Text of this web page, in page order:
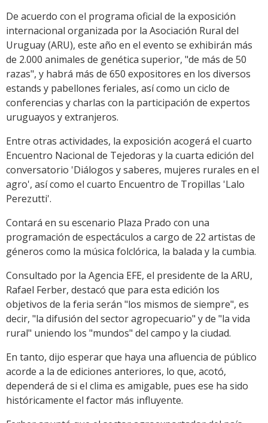
De acuerdo con el programa oficial de la exposición
internacional organizada por la Asociación Rural del
Uruguay (ARU), este año en el evento se exhibirán más
de 2.000 animales de genética superior, "de más de 50
razas", y habrá más de 650 expositores en los diversos
estands y pabellones feriales, así como un ciclo de
conferencias y charlas con la participación de expertos
uruguayos y extranjeros.
Entre otras actividades, la exposición acogerá el cuarto
Encuentro Nacional de Tejedoras y la cuarta edición del
conversatorio 'Diálogos y saberes, mujeres rurales en el
agro', así como el cuarto Encuentro de Tropillas 'Lalo
Perezutti'.
Contará en su escenario Plaza Prado con una
programación de espectáculos a cargo de 22 artistas de
géneros como la música folclórica, la balada y la cumbia.
Consultado por la Agencia EFE, el presidente de la ARU,
Rafael Ferber, destacó que para esta edición los
objetivos de la feria serán "los mismos de siempre", es
decir, "la difusión del sector agropecuario" y de "la vida
rural" uniendo los "mundos" del campo y la ciudad.
En tanto, dijo esperar que haya una afluencia de público
acorde a la de ediciones anteriores, lo que, acotó,
dependerá de si el clima es amigable, pues ese ha sido
históricamente el factor más influyente.